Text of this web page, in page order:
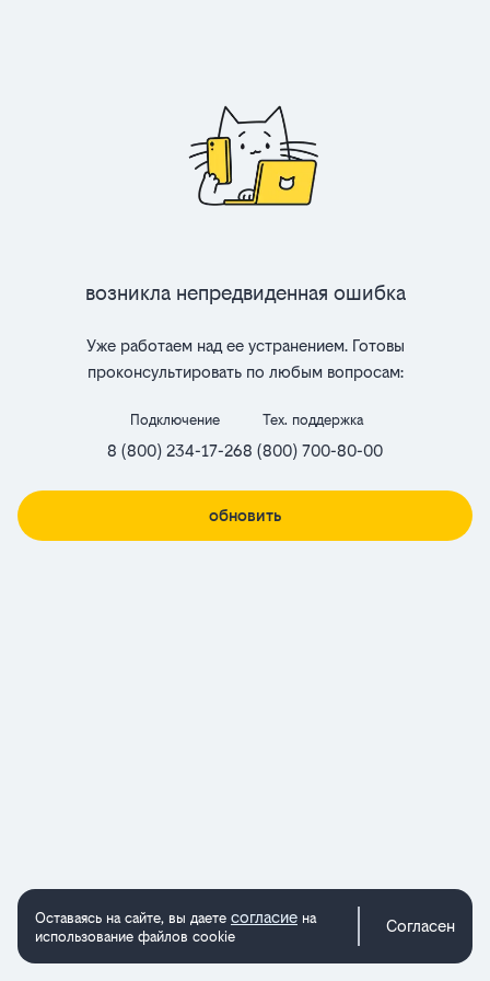
Возникла непредвиденная ошибка
Уже работаем над ее устранением. Готовы
проконсультировать по любым вопросам:
Подключение
8 (800) 234-17-26
Тех. поддержка
8 (800) 700-80-00
обновить
Оставаясь на сайте, вы даете согласие на
использование файлов cookie
Согласен